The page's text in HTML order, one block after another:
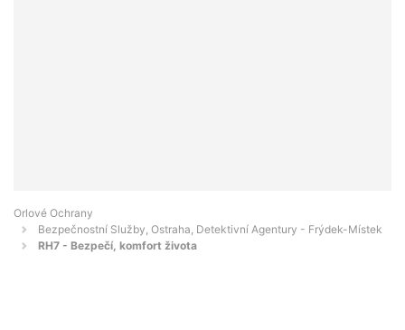
Orlové Ochrany
Bezpečnostní Služby, Ostraha, Detektivní Agentury - Frýdek-Místek
RH7 - Bezpečí, komfort života